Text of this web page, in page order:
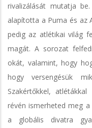
rivalizálását mutatja
alapította a Puma és az
pedig az atlétikai világ
magát. A sorozat
okát, valamint, hogy
hogy versengésük
Szakértőkkel,
révén ismerheted meg
a globális divatra